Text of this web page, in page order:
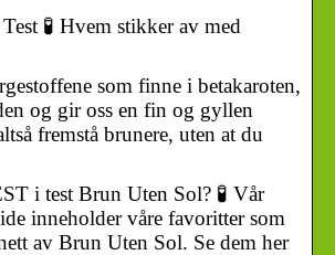
🧪 Hvem stikker av med
som finne i betakaroten,
og gir oss en fin og gyllen
fremstå brunere, uten at du
i test Brun Uten Sol? 🧪 Vår
inneholder våre favoritter som
av Brun Uten Sol. Se dem her